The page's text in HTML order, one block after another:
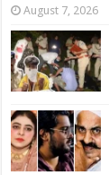
August 7, 2026